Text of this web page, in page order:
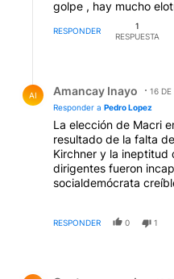
golpe , hay mucho
RESPONDER
1
RESPUESTA
AI Amancay Inayo
16
Responder a Pedro Lopez
La elección de Macri
resultado de la falta
Kirchner y la ineptitud
dirigentes fueron
socialdemócrata
que se auto llama
completamente
RESPONDER 0 1